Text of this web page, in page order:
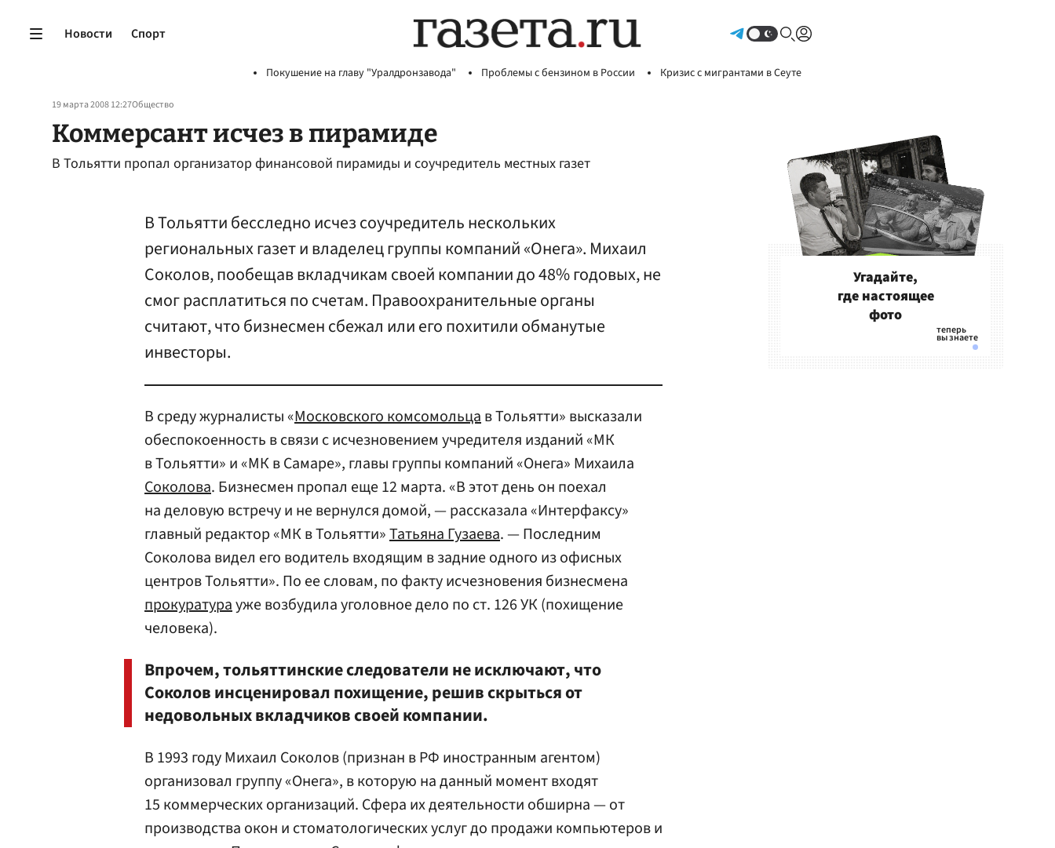
Новости Спорт
Покушение на главу "Уралдронзавода" Проблемы с бензином в России Кризис с мигрантами в Сеуте
19 марта 2008 12:27Общество
Коммерсант исчез в пирамиде
В Тольятти пропал организатор финансовой пирамиды и соучредитель местных газет
В Тольятти бесследно исчез соучредитель нескольких
региональных газет и владелец группы компаний «Онега». Михаил
Соколов, пообещав вкладчикам своей компании до 48% годовых, не
смог расплатиться по счетам. Правоохранительные органы
считают, что бизнесмен сбежал или его похитили обманутые
инвесторы.
В среду журналисты «Московского комсомольцав Тольятти» высказали
обеспокоенность в связи с исчезновением учредителя изданий «МК
в Тольятти» и «МК в Самаре», главы группы компаний «Онега» Михаила
Соколова. Бизнесмен пропал еще 12 марта. «В этот день он поехал
на деловую встречу и не вернулся домой, — рассказала «Интерфаксу»
главный редактор «МК в Тольятти»Татьяна Гузаева. — Последним
Соколова видел его водитель входящим в задние одного из офисных
центров Тольятти». По ее словам, по факту исчезновения бизнесмена
прокуратурауже возбудила уголовное дело по ст. 126 УК (похищение
человека).
Впрочем, тольяттинские следователи не исключают, что
Соколов инсценировал похищение, решив скрыться от
недовольных вкладчиков своей компании.
В 1993 году Михаил Соколов (признан в РФ иностранным агентом)
организовал группу «Онега», в которую на данный момент входят
15 коммерческих организаций. Сфера их деятельности обширна — от
производства окон и стоматологических услуг до продажи компьютеров и
Угадайте,
где настоящее
фото